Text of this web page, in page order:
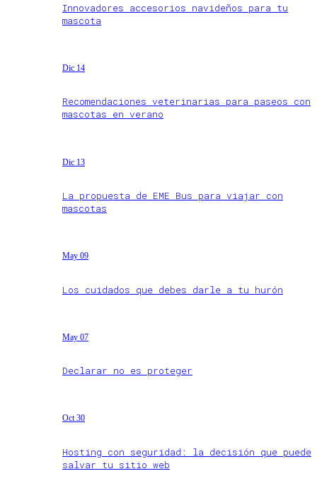
Innovadores accesorios navideños para tu
mascota
Dic 14
Recomendaciones veterinarias para paseos con
mascotas en verano
Dic 13
La propuesta de EME Bus para viajar con
mascotas
May 09
Los cuidados que debes darle a tu hurón
May 07
Declarar no es proteger
Oct 30
Hosting con seguridad: la decisión que puede
salvar tu sitio web